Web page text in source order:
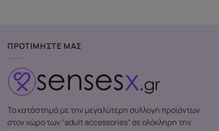
ΠΡΟΤΙΜΗΣΤΕ ΜΑΣ
Το κατάστημά με την μεγαλύτερη συλλογή προϊόντων
στον χώρο των "adult accessories" σε ολόκληρη την